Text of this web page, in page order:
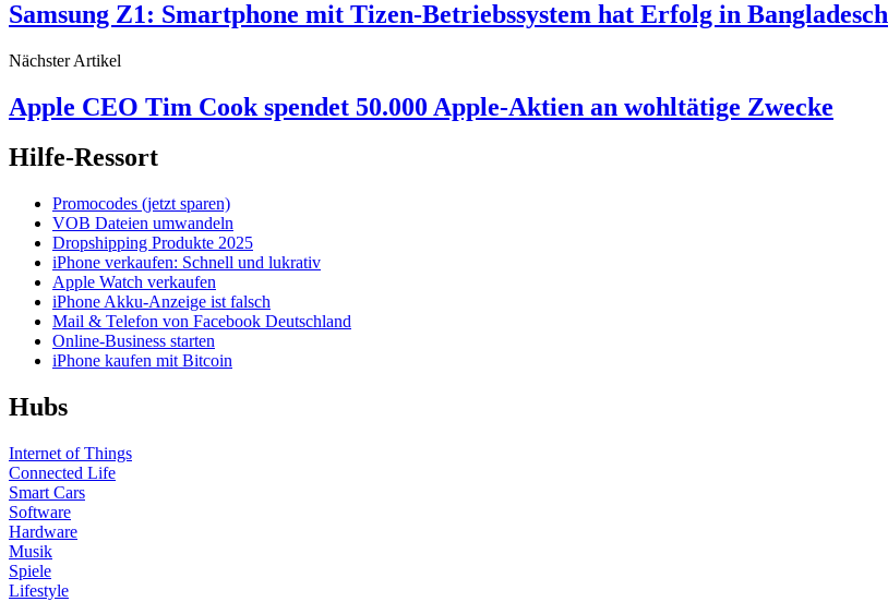
Samsung Z1: Smartphone mit Tizen-Betriebssystem hat Erfolg in Bangladesch
Nächster Artikel
Apple CEO Tim Cook spendet 50.000 Apple-Aktien an wohltätige Zwecke
Hilfe-Ressort
Promocodes (jetzt sparen)
VOB Dateien umwandeln
Dropshipping Produkte 2025
iPhone verkaufen: Schnell und lukrativ
Apple Watch verkaufen
iPhone Akku-Anzeige ist falsch
Mail & Telefon von Facebook Deutschland
Online-Business starten
iPhone kaufen mit Bitcoin
Hubs
Internet of Things
Connected Life
Smart Cars
Software
Hardware
Musik
Spiele
Lifestyle